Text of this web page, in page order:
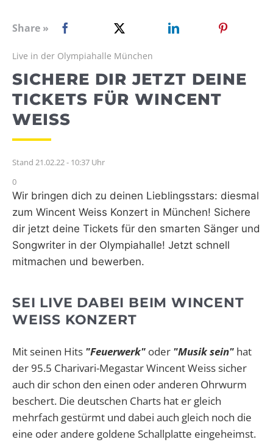
Share »
Live in der Olympiahalle München
SICHERE DIR JETZT DEINE
TICKETS FÜR WINCENT
WEISS
Stand 21.02.22 - 10:37 Uhr
0
Wir bringen dich zu deinen Lieblingsstars: diesmal
zum Wincent Weiss Konzert in München! Sichere
dir jetzt deine Tickets für den smarten Sänger und
Songwriter in der Olympiahalle! Jetzt schnell
mitmachen und bewerben.
SEI LIVE DABEI BEIM WINCENT
WEISS KONZERT
Mit seinen Hits "Feuerwerk" oder "Musik sein" hat
der 95.5 Charivari-Megastar Wincent Weiss sicher
auch dir schon den einen oder anderen Ohrwurm
beschert. Die deutschen Charts hat er gleich
mehrfach gestürmt und dabei auch gleich noch die
eine oder andere goldene Schallplatte eingeheimst.